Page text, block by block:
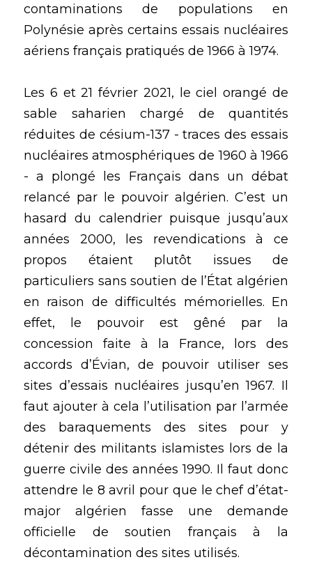
contaminations de populations en
Polynésie après certains essais nucléaires
aériens français pratiqués de 1966 à 1974.
Les 6 et 21 février 2021, le ciel orangé de
sable saharien chargé de quantités
réduites de césium-137 - traces des essais
nucléaires atmosphériques de 1960 à 1966
- a plongé les Français dans un débat
relancé par le pouvoir algérien. C’est un
hasard du calendrier puisque jusqu’aux
années 2000, les revendications à ce
propos étaient plutôt issues de
particuliers sans soutien de l’État algérien
en raison de difficultés mémorielles. En
effet, le pouvoir est gêné par la
concession faite à la France, lors des
accords d’Évian, de pouvoir utiliser ses
sites d’essais nucléaires jusqu’en 1967. Il
faut ajouter à cela l’utilisation par l’armée
des baraquements des sites pour y
détenir des militants islamistes lors de la
guerre civile des années 1990. Il faut donc
attendre le 8 avril pour que le chef d’état-
major algérien fasse une demande
officielle de soutien français à la
décontamination des sites utilisés.